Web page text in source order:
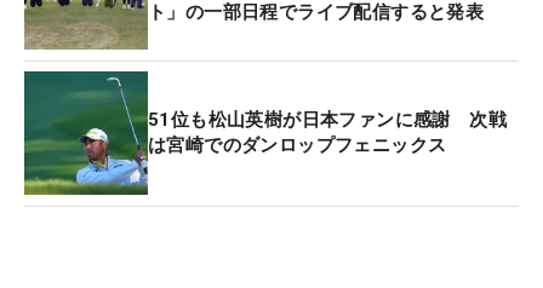
ト」の一部日程でライブ配信すると発表
51位も松山英樹が日本ファンに感謝 次戦
は宮崎でのダンロップフェニックス